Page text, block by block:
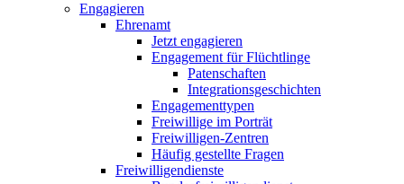
Engagieren
Ehrenamt
Jetzt engagieren
Engagement für Flüchtlinge
Patenschaften
Integrationsgeschichten
Engagementtypen
Freiwillige im Porträt
Freiwilligen-Zentren
Häufig gestellte Fragen
Freiwilligendienste